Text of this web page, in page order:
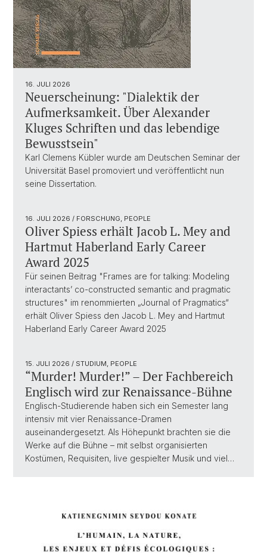
16. JULI 2026
Neuerscheinung: "Dialektik der
Aufmerksamkeit. Über Alexander
Kluges Schriften und das lebendige
Bewusstsein"
Karl Clemens Kübler wurde am Deutschen Seminar der
Universität Basel promoviert und veröffentlicht nun
seine Dissertation.
16. JULI 2026 / FORSCHUNG, PEOPLE
Oliver Spiess erhält Jacob L. Mey and
Hartmut Haberland Early Career
Award 2025
Für seinen Beitrag "Frames are for talking: Modeling
interactants’ co-constructed semantic and pragmatic
structures" im renommierten „Journal of Pragmatics“
erhält Oliver Spiess den Jacob L. Mey and Hartmut
Haberland Early Career Award 2025
15. JULI 2026 / STUDIUM, PEOPLE
“Murder! Murder!” – Der Fachbereich
Englisch wird zur Renaissance-Bühne
Englisch-Studierende haben sich ein Semester lang
intensiv mit vier Renaissance-Dramen
auseinandergesetzt. Als Höhepunkt brachten sie die
Werke auf die Bühne – mit selbst organisierten
Kostümen, Requisiten, live gespielter Musik und viel…